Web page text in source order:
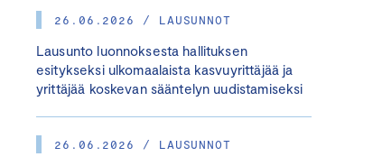
26.06.2026 / LAUSUNNOT
Lausunto luonnoksesta hallituksen
esitykseksi ulkomaalaista kasvuyrittäjää ja
yrittäjää koskevan sääntelyn uudistamiseksi
26.06.2026 / LAUSUNNOT